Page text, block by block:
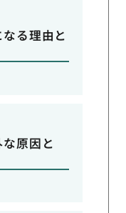
る理由と
原因と